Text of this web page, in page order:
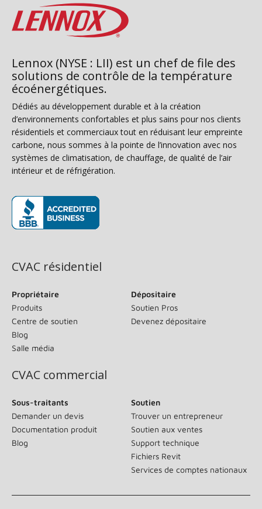
Lennox (NYSE : LII) est un chef de file des
solutions de contrôle de la température
écoénergétiques.
Dédiés au développement durable et à la création
d’environnements confortables et plus sains pour nos clients
résidentiels et commerciaux tout en réduisant leur empreinte
carbone, nous sommes à la pointe de l’innovation avec nos
systèmes de climatisation, de chauffage, de qualité de l’air
intérieur et de réfrigération.
CVAC résidentiel
Propriétaire
Produits
Centre de soutien
Blog
Salle média
Dépositaire
Soutien Pros
Devenez dépositaire
CVAC commercial
Sous-traitants
Demander un devis
Documentation produit
Blog
Soutien
Trouver un entrepreneur
Soutien aux ventes
Support technique
Fichiers Revit
Services de comptes nationaux